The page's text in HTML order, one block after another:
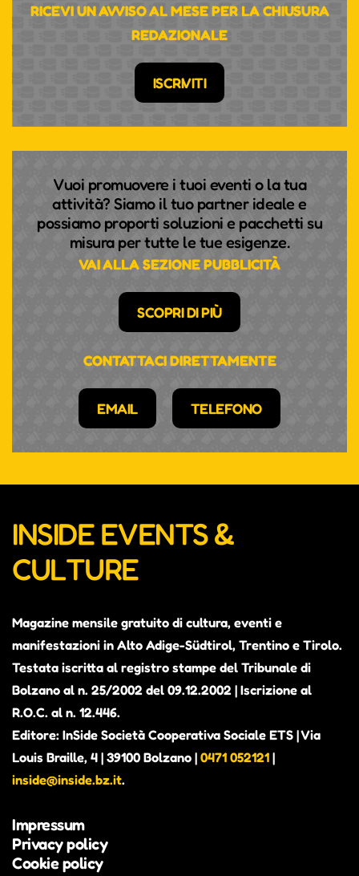
RICEVI UN AVVISO AL MESE PER LA CHIUSURA
REDAZIONALE
ISCRIVITI
Vuoi promuovere i tuoi eventi o la tua
attività? Siamo il tuo partner ideale e
possiamo proporti soluzioni e pacchetti su
misura per tutte le tue esigenze.
VAI ALLA SEZIONE PUBBLICITÀ
SCOPRI DI PIÙ
CONTATTACI DIRETTAMENTE
EMAIL TELEFONO
INSIDE EVENTS &
CULTURE
Magazine mensile gratuito di cultura, eventi e
manifestazioni in Alto Adige-Südtirol, Trentino e Tirolo.
Testata iscritta al registro stampe del Tribunale di
Bolzano al n. 25/2002 del 09.12.2002 | Iscrizione al
R.O.C. al n. 12.446.
Editore: InSide Società Cooperativa Sociale ETS | Via
Louis Braille, 4 | 39100 Bolzano | 0471 052121 |
inside@inside.bz.it.
Impressum
Privacy policy
Cookie policy